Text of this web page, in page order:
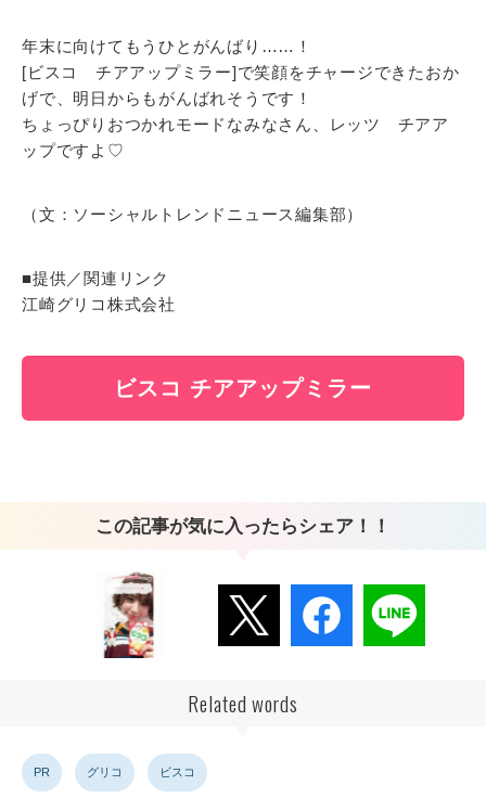
年末に向けてもうひとがんばり……！
[ビスコ チアアップミラー]で笑顔をチャージできたおか
げで、明日からもがんばれそうです！
ちょっぴりおつかれモードなみなさん、レッツ チアア
ップですよ♡
（文：ソーシャルトレンドニュース編集部）
■提供／関連リンク
江崎グリコ株式会社
ビスコ チアアップミラー
この記事が気に入ったらシェア！！
Related words
PR グリコ ビスコ